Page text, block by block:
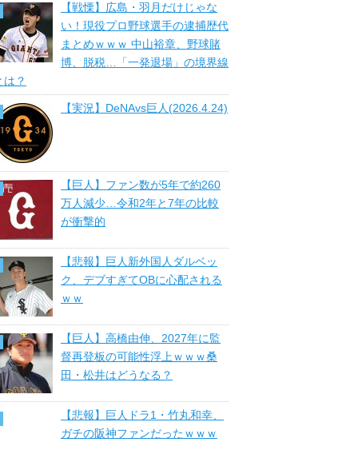
【戦慄】広島・羽月だけじゃな
い！現役プロ野球選手の逮捕歴代
まとめｗｗｗ 中山裕章、野球賭
博、脱税…「一発退場」の境界線
は？
【実況】DeNAvs巨人(2026.4.24)
【巨人】ファン数が5年で約260
万人減少…令和2年と7年の比較
が衝撃的
【悲報】巨人新外国人ダルベッ
ク、デブすぎてOBに心配される
ｗｗ
【巨人】高橋由伸、2027年に監
督再登板の可能性浮上ｗｗｗ桑
田・松井はどうなる？
【悲報】巨人ドラ1・竹丸和幸、
ガチの阪神ファンだったｗｗｗ